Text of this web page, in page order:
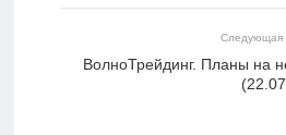
Следующая
ВолноТрейдинг. Планы на